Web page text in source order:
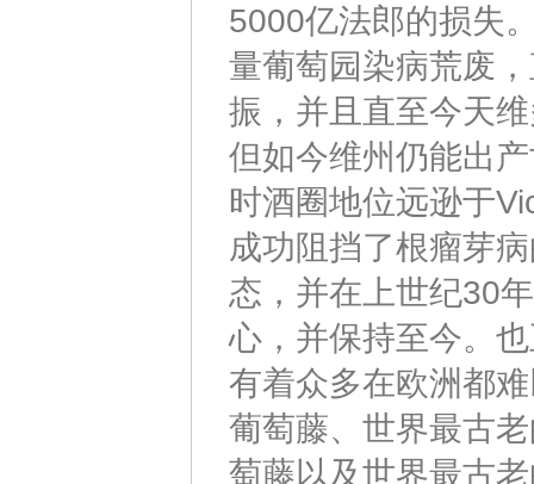
5000亿法郎的损失
量葡萄园染病荒废
振，并且直至今天
但如今维州仍能出
时酒圈地位远逊于
成功阻挡了根瘤芽
态，并在上世纪30
心，并保持至今。
有着众多在欧洲都
葡萄藤、世界最古
萄藤以及世界最古